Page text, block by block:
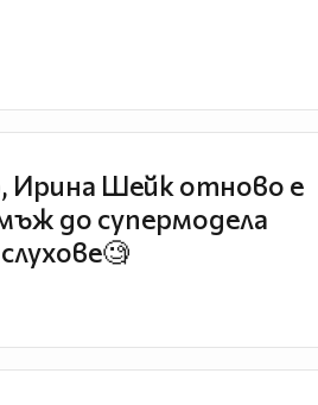
Ирина Шейк отново е
до супермодела